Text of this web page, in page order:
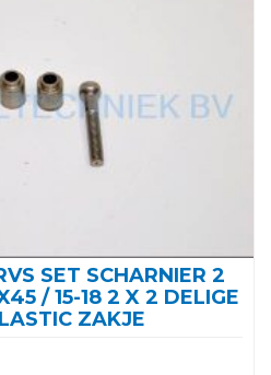
SET SCHARNIER 2
/ 15-18 2 X 2 DELIGE
ZAKJE